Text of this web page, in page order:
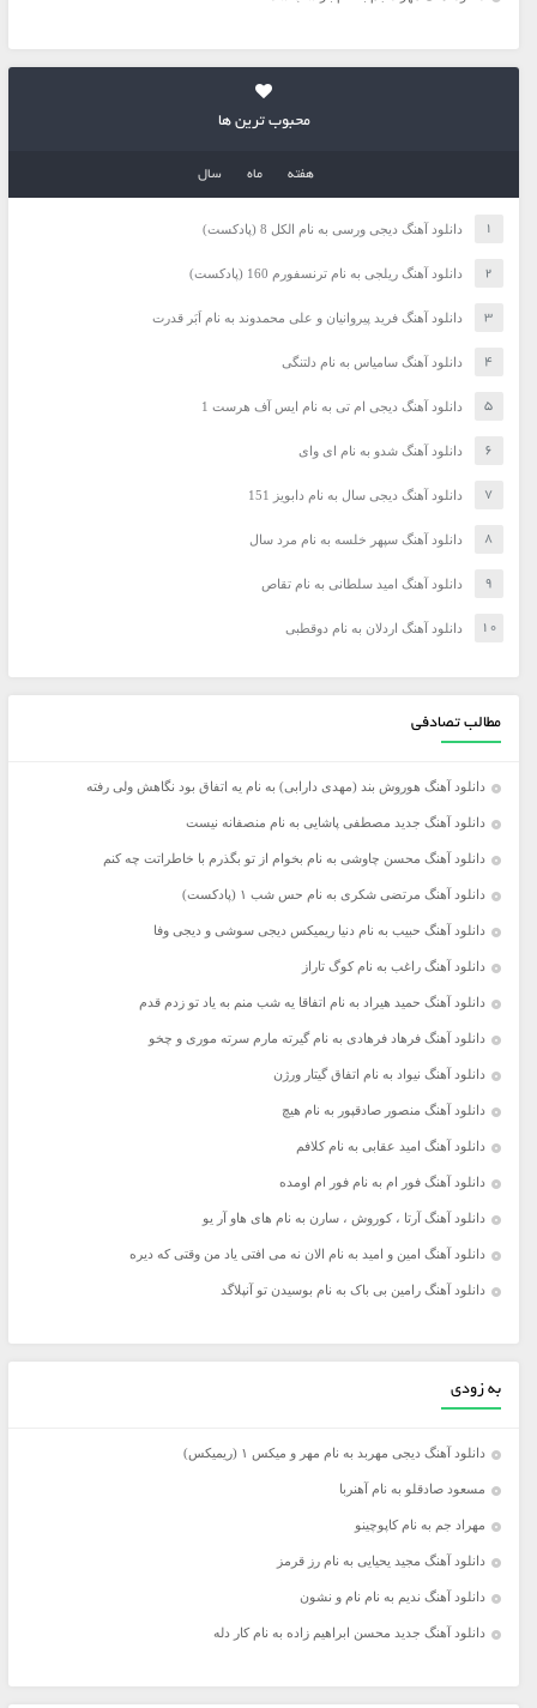
محبوب ترین ها
هفته ماه سال
دانلود آهنگ دیجی ورسی به نام الکل 8 (پادکست)
دانلود آهنگ ریلجی به نام ترنسفورم 160 (پادکست)
دانلود آهنگ فرید پیروانیان و علی محمدوند به نام اَبَر قدرت
دانلود آهنگ سامیاس به نام دلتنگی
دانلود آهنگ دیجی ام تی به نام ایس آف هرست 1
دانلود آهنگ شدو به نام ای وای
دانلود آهنگ دیجی سال به نام دابویز 151
دانلود آهنگ سپهر خلسه به نام مرد سال
دانلود آهنگ امید سلطانی به نام تقاص
دانلود آهنگ اردلان به نام دوقطبی
مطالب تصادفی
دانلود آهنگ هوروش بند (مهدی دارابی) به نام یه اتفاق بود نگاهش ولی رفته
دانلود آهنگ جدید مصطفی پاشایی به نام منصفانه نیست
دانلود آهنگ محسن چاوشی به نام بخوام از تو بگذرم با خاطراتت چه کنم
دانلود آهنگ مرتضی شکری به نام حس شب ۱ (پادکست)
دانلود آهنگ حبیب به نام دنیا ریمیکس دیجی سوشی و دیجی وفا
دانلود آهنگ راغب به نام کوگ تاراز
دانلود آهنگ حمید هیراد به نام اتفاقا یه شب منم به یاد تو زدم قدم
دانلود آهنگ فرهاد فرهادی به نام گیرته مارم سرته موری و چخو
دانلود آهنگ نیواد به نام اتفاق گیتار ورژن
دانلود آهنگ منصور صادقپور به نام هیچ
دانلود آهنگ امید عقابی به نام کلافم
دانلود آهنگ فور ام به نام فور ام اومده
دانلود آهنگ آرتا ، کوروش ، سارن به نام های هاو آر یو
دانلود آهنگ امین و امید به نام الان نه می افتی یاد من وقتی که دیره
دانلود آهنگ رامین بی باک به نام بوسیدن تو آنپلاگد
به زودی
دانلود آهنگ دیجی مهربد به نام مهر و میکس ۱ (ریمیکس)
مسعود صادقلو به نام آهنربا
مهراد جم به نام کاپوچینو
دانلود آهنگ مجید یحیایی به نام رز قرمز
دانلود آهنگ ندیم به نام نام و نشون
دانلود آهنگ جدید محسن ابراهیم زاده به نام کار دله